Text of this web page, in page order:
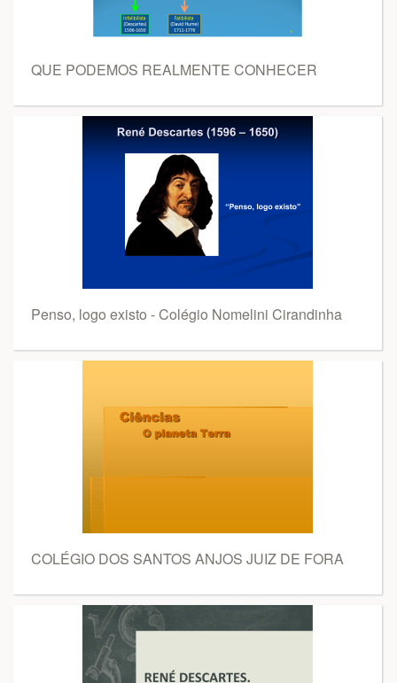
QUE PODEMOS REALMENTE CONHECER
Penso, logo existo - Colégio Nomelini Cirandinha
COLÉGIO DOS SANTOS ANJOS JUIZ DE FORA